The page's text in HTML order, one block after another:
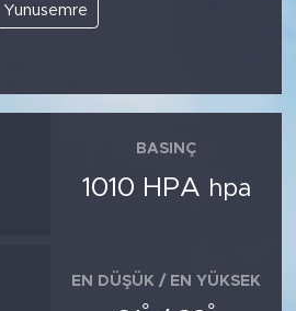
Yunusemre
BASINÇ
1010 HPA hpa
EN DÜŞÜK / EN YÜKSEK